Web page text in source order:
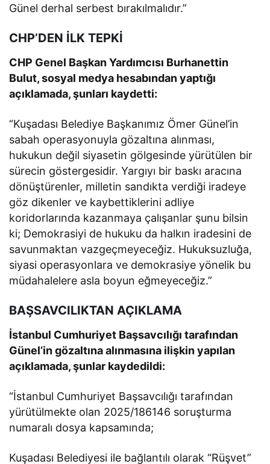
Günel derhal serbest bırakılmalıdır.”
CHP’DEN İLK TEPKİ
CHP Genel Başkan Yardımcısı Burhanettin
Bulut, sosyal medya hesabından yaptığı
açıklamada, şunları kaydetti:
“Kuşadası Belediye Başkanımız Ömer Günel’in
sabah operasyonuyla gözaltına alınması,
hukukun değil siyasetin gölgesinde yürütülen bir
sürecin göstergesidir. Yargıyı bir baskı aracına
dönüştürenler, milletin sandıkta verdiği iradeye
göz dikenler ve kaybettiklerini adliye
koridorlarında kazanmaya çalışanlar şunu bilsin
ki; Demokrasiyi de hukuku da halkın iradesini de
savunmaktan vazgeçmeyeceğiz. Hukuksuzluğa,
siyasi operasyonlara ve demokrasiye yönelik bu
müdahalelere asla boyun eğmeyeceğiz.”
BAŞSAVCILIKTAN AÇIKLAMA
İstanbul Cumhuriyet Başsavcılığı tarafından
Günel’in gözaltına alınmasına ilişkin yapılan
açıklamada, şunlar kaydedildi:
“İstanbul Cumhuriyet Başsavcılığı tarafından
yürütülmekte olan 2025/186146 soruşturma
numaralı dosya kapsamında;
Kuşadası Belediyesi ile bağlantılı olarak “Rüşvet”